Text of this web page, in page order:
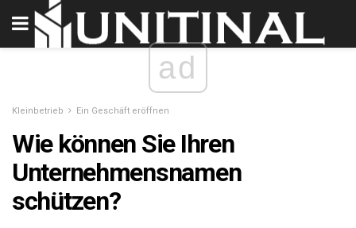
ad
Kleinbetrieb Ein Geschäft eröffnen
Wie können Sie Ihren
Unternehmensnamen
schützen?